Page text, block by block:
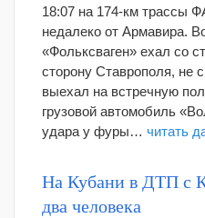
18:07 на 174-км трассы
недалеко от Армавира.
«Фольксваген» ехал со
сторону Ставрополя, не
выехал на встречную
грузовой автомобиль
удара у фуры… читать
На Кубани в ДТП с
два человека